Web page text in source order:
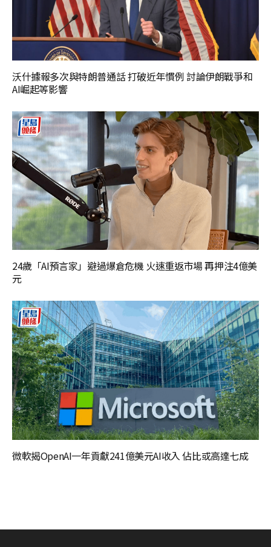
沃什據報多次與特朗普通話 打破近年慣例 討論伊朗戰爭和
AI崛起等影響
24歲「AI預言家」避過爆倉危機 火速重返市場 再押注4億美
元
微軟揭OpenAI一年貢獻241億美元AI收入 佔比或高達七成